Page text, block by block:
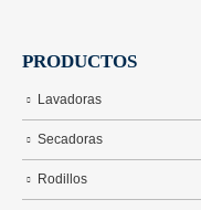
PRODUCTOS
Lavadoras
Secadoras
Rodillos